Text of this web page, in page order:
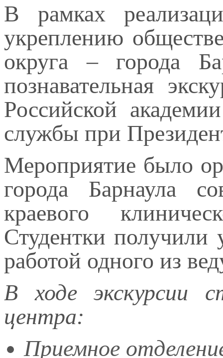
В рамках
укреплению
округа – города
познавательная
Российской
службы при
Мероприятие было
города Барнаула
краевого
Студентки получили
работой одного из
В ходе экскурсии
центра:
Приемное